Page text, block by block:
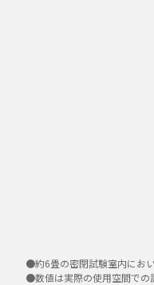
●約6畳の密閉試験室内にお
●数値は実際の使用空間での